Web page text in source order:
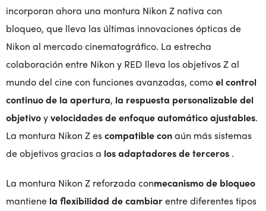
incorporan ahora una montura Nikon Z nativa con
bloqueo, que lleva las últimas innovaciones ópticas de
Nikon al mercado cinematográfico. La estrecha
colaboración entre Nikon y RED lleva los objetivos Z al
mundo del cine con funciones avanzadas, comoel control
continuo de la apertura, la respuesta personalizable del
objetivoyvelocidades de enfoque automático ajustables.
La montura Nikon Z escompatible conaún más sistemas
de objetivos gracias a los adaptadores de terceros .
La montura Nikon Z reforzada conmecanismo de bloqueo
mantiene la flexibilidad de cambiarentre diferentes tipos